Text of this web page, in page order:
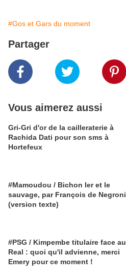
#Gos et Gars du moment
Partager
Vous aimerez aussi
Gri-Gri d'or de la cailleraterie à
Rachida Dati pour son sms à
Hortefeux
#Mamoudou / Bichon Ier et le
sauvage, par François de Negroni
(version texte)
#PSG / Kimpembe titulaire face au
Real : quoi qu'il advienne, merci
Emery pour ce moment !